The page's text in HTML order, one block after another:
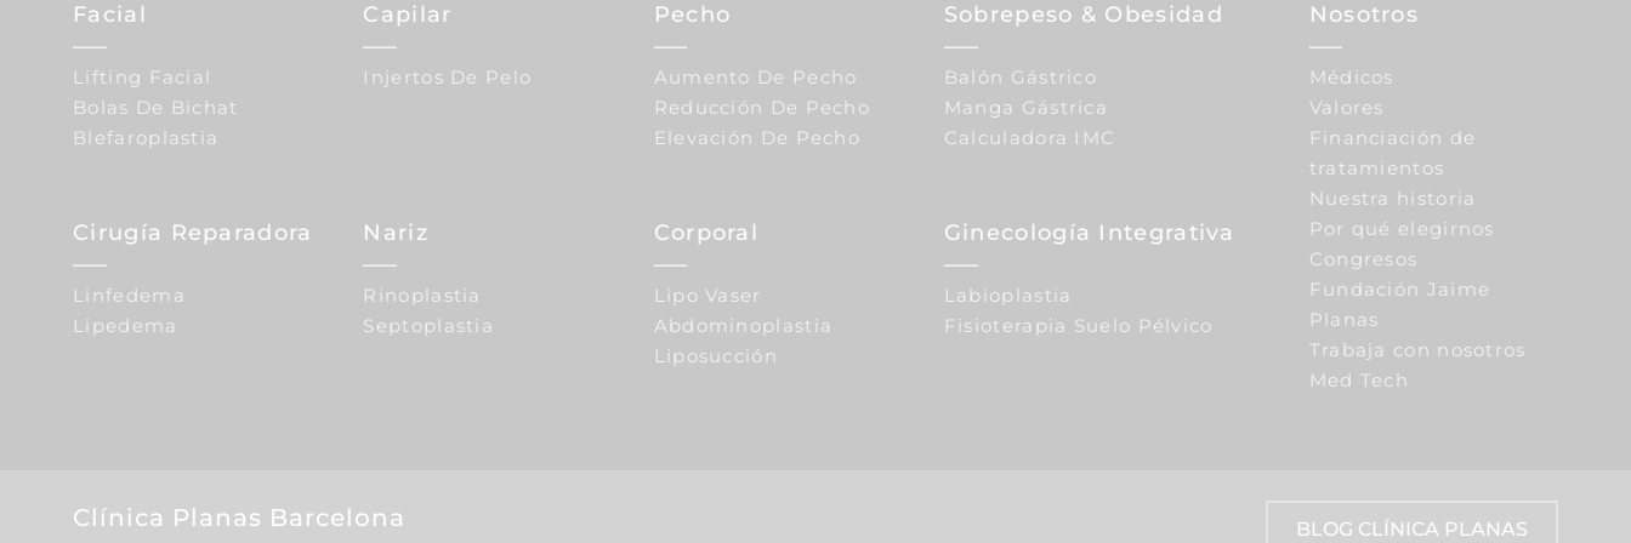
Facial
Lifting Facial
Bolas De Bichat
Blefaroplastia
Cirugía Reparadora
Linfedema
Lipedema
Capilar
Injertos De Pelo
Nariz
Rinoplastia
Septoplastia
Pecho
Aumento De Pecho
Reducción De Pecho
Elevación De Pecho
Corporal
Lipo Vaser
Abdominoplastia
Liposucción
Sobrepeso & Obesidad
Balón Gástrico
Manga Gástrica
Calculadora IMC
Ginecología Integrativa
Labioplastia
Fisioterapia Suelo Pélvico
Nosotros
Médicos
Valores
Financiación de
tratamientos
Nuestra historia
Por qué elegirnos
Congresos
Fundación Jaime
Planas
Trabaja con nosotros
Med Tech
Clínica Planas Barcelona BLOG CLÍNICA PLANAS